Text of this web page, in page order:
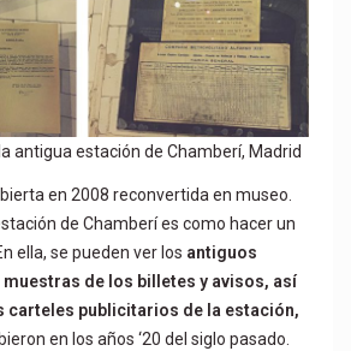
antigua estación de Chamberí, Madrid
en 2008 reconvertida en museo.
de Chamberí es como hacer un
ella, se pueden ver los antiguos
de los billetes y avisos, así
carteles publicitarios de la estación,
en los años ‘20 del siglo pasado.